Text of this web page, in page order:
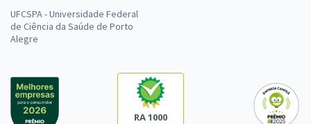
UFCSPA - Universidade Federal
de Ciência da Saúde de Porto
Alegre
RA 1000